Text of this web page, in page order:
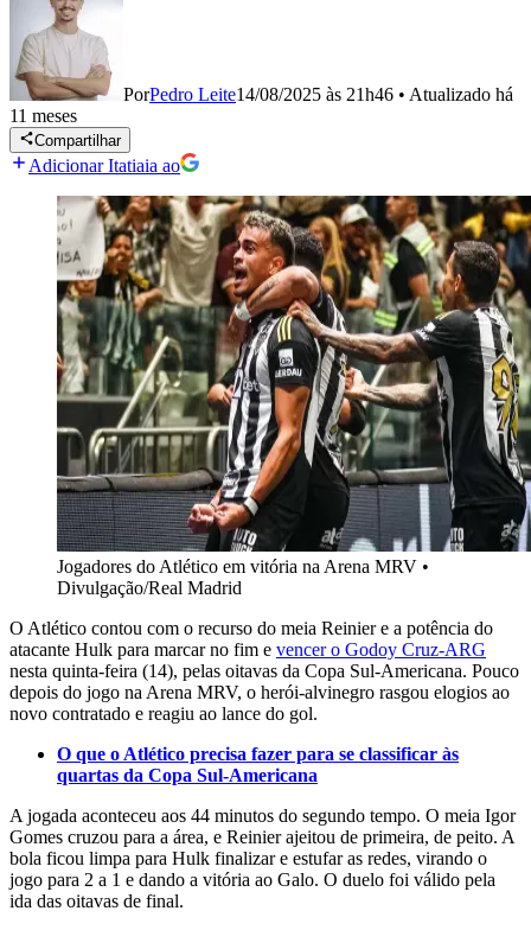
PorPedro Leite14/08/2025 às 21h46 • Atualizado há
11 meses
Compartilhar
Adicionar Itatiaia ao
Jogadores do Atlético em vitória na Arena MRV •
Divulgação/Real Madrid
O Atlético contou com o recurso do meia Reinier e a potência do
atacante Hulk para marcar no fim e vencer o Godoy Cruz-ARG
nesta quinta-feira (14), pelas oitavas da Copa Sul-Americana. Pouco
depois do jogo na Arena MRV, o herói-alvinegro rasgou elogios ao
novo contratado e reagiu ao lance do gol.
O que o Atlético precisa fazer para se classificar às
quartas da Copa Sul-Americana
A jogada aconteceu aos 44 minutos do segundo tempo. O meia Igor
Gomes cruzou para a área, e Reinier ajeitou de primeira, de peito. A
bola ficou limpa para Hulk finalizar e estufar as redes, virando o
jogo para 2 a 1 e dando a vitória ao Galo. O duelo foi válido pela
ida das oitavas de final.